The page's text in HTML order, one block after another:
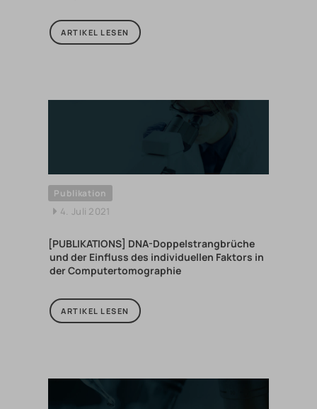
ARTIKEL LESEN
Publikation
4. Juli 2021
[PUBLIKATIONS] DNA-Doppelstrangbrüche
und der Einfluss des individuellen Faktors in
der Computertomographie
ARTIKEL LESEN